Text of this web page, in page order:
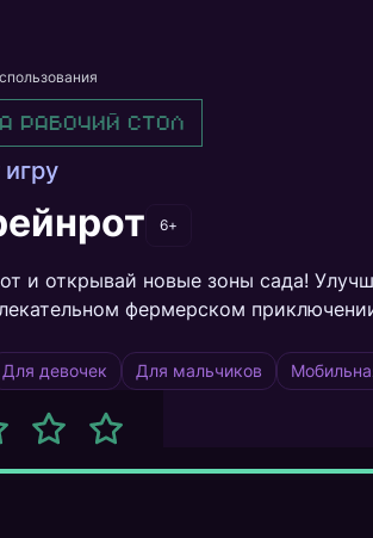
рабочий стол
6+
и открывай новые зоны сада!
фермерском
Для девочек Для мальчиков